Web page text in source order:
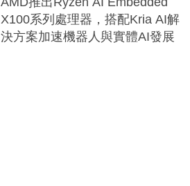
X100系列處理器，搭配Kria AI解
決方案加速機器人與實體AI發展